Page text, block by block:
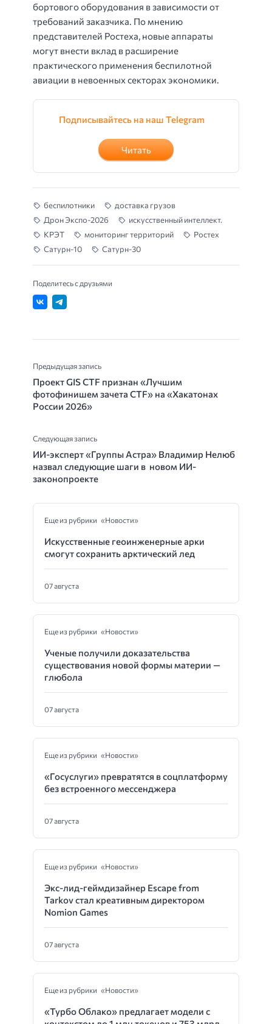
бортового оборудования в зависимости от
требований заказчика. По мнению
представителей Ростеха, новые аппараты
могут внести вклад в расширение
практического применения беспилотной
авиации в невоенных секторах экономики.
Подписывайтесь на наш Telegram
Читать
беспилотники
доставка грузов
Дрон Экспо-2026
искусственный интеллект.
КРЭТ
мониторинг территорий
Ростех
Сатурн-10
Сатурн-30
Поделитесь с друзьями
Предыдущая запись
Проект GIS CTF признан «Лучшим
фотофинишем зачета CTF» на «Хакатонах
России 2026»
Следующая запись
ИИ-эксперт «Группы Астра» Владимир Нелюб
назвал следующие шаги в новом ИИ-
законопроекте
Еще из рубрики «Новости»
Искусственные геоинженерные арки
смогут сохранить арктический лед
07 августа
Еще из рубрики «Новости»
Ученые получили доказательства
существования новой формы материи —
глюбола
07 августа
Еще из рубрики «Новости»
«Госуслуги» превратятся в соцплатформу
без встроенного мессенджера
07 августа
Еще из рубрики «Новости»
Экс-лид-геймдизайнер Escape from
Tarkov стал креативным директором
Nomion Games
07 августа
Еще из рубрики «Новости»
«Турбо Облако» предлагает модели с